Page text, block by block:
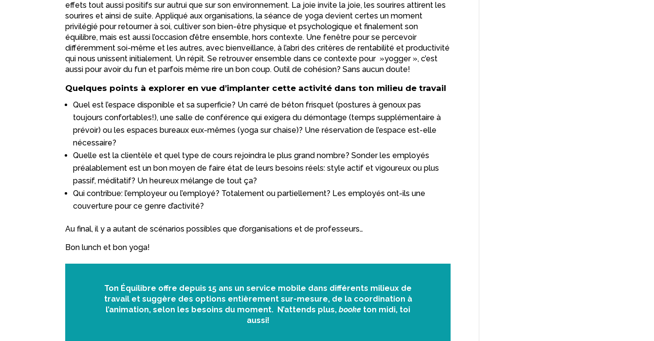
effets tout aussi positifs sur autrui que sur son environnement. La joie invite la joie, les sourires attirent les
sourires et ainsi de suite. Appliqué aux organisations, la séance de yoga devient certes un moment
privilégié pour retourner à soi, cultiver son bien-être physique et psychologique et finalement son
équilibre, mais est aussi l’occasion d’être ensemble, hors contexte. Une fenêtre pour se percevoir
différemment soi-même et les autres, avec bienveillance, à l’abri des critères de rentabilité et productivité
qui nous unissent initialement. Un répit. Se retrouver ensemble dans ce contexte pour »yogger », c’est
aussi pour avoir du fun et parfois même rire un bon coup. Outil de cohésion? Sans aucun doute!
Quelques points à explorer en vue d’implanter cette activité dans ton milieu de travail
Quel est l’espace disponible et sa superficie? Un carré de béton frisquet (postures à genoux pas
toujours confortables!), une salle de conférence qui exigera du démontage (temps supplémentaire à
prévoir) ou les espaces bureaux eux-mêmes (yoga sur chaise)? Une réservation de l’espace est-elle
nécessaire?
Quelle est la clientèle et quel type de cours rejoindra le plus grand nombre? Sonder les employés
préalablement est un bon moyen de faire état de leurs besoins réels: style actif et vigoureux ou plus
passif, méditatif? Un heureux mélange de tout ça?
Qui contribue: l’employeur ou l’employé? Totalement ou partiellement? Les employés ont-ils une
couverture pour ce genre d’activité?
Au final, il y a autant de scénarios possibles que d’organisations et de professeurs…
Bon lunch et bon yoga!
Ton Équilibre offre depuis 15 ans un service mobile dans différents milieux de
travail et suggère des options entièrement sur-mesure, de la coordination à
l’animation, selon les besoins du moment. N’attends plus,booke ton midi, toi
aussi!